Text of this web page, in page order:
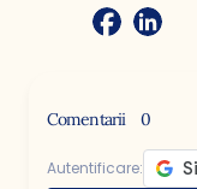
Comentarii 0
Autentificare: